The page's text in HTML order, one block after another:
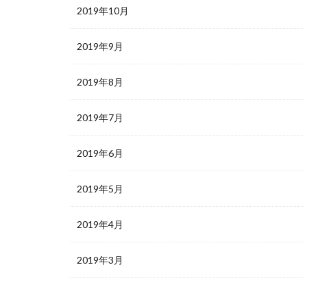
2019年10月
2019年9月
2019年8月
2019年7月
2019年6月
2019年5月
2019年4月
2019年3月